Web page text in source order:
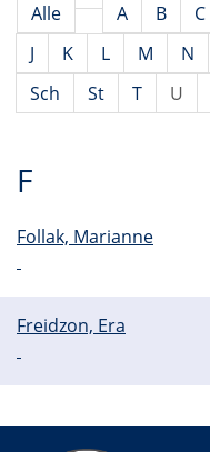
Alle A B C
J
K L M N
Sch
St T U
F
Follak, Marianne
Freidzon, Era